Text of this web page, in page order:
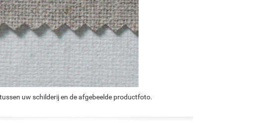
uw schilderij en de afgebeelde productfoto.